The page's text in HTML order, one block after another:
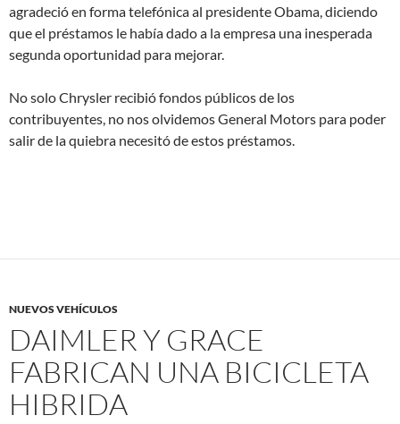
agradeció en forma telefónica al presidente Obama, diciendo
que el préstamos le había dado a la empresa una inesperada
segunda oportunidad para mejorar.
No solo Chrysler recibió fondos públicos de los
contribuyentes, no nos olvidemos General Motors para poder
salir de la quiebra necesitó de estos préstamos.
NUEVOS VEHÍCULOS
DAIMLER Y GRACE
FABRICAN UNA BICICLETA
HIBRIDA